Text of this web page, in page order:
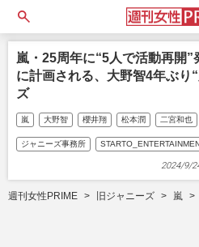
嵐・25周年に“5人で活動再開
に計画される、大野智4年ぶり
ズ
嵐 大野智 櫻井翔 松本潤 二宮和也
ジャニーズ事務所
2024/9/
週刊女性PRIME 旧ジャニーズ 嵐